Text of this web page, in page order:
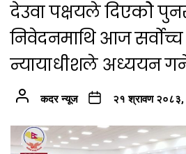
देउवा पक्षयले दिएकोे
निवेदनमाथि आज
न्यायाधीशले अध्ययन
कदर न्यूज २१ श्रावण २०८३,